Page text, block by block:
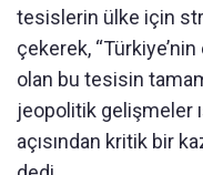
tesislerin ülke için
çekerek,
olan bu tesisin
jeopolitik gelişmeler
açısından kritik bir